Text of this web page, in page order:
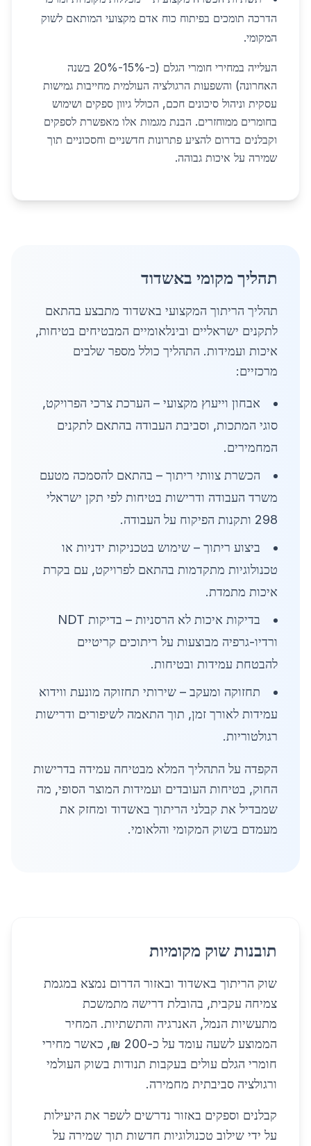
הדרכה תומכים בפיתוח כוח אדם מקצועי המותאם לשוק
המקומי.
העלייה במחירי חומרי הגלם (כ-15%-20% בשנה
האחרונה) והשפעות הרגולציה העולמית מחייבות גמישות
עסקית וניהול סיכונים חכם, הכולל גיוון ספקים ושימוש
בחומרים ממוחזרים. הבנת מגמות אלו מאפשרת לספקים
וקבלנים בדרום להציע פתרונות חדשניים וחסכוניים תוך
שמירה על איכות גבוהה.
תהליך מקומי באשדוד
תהליך הריתוך המקצועי באשדוד מתבצע בהתאם
לתקנים ישראליים ובינלאומיים המבטיחים בטיחות,
איכות ועמידות. התהליך כולל מספר שלבים
מרכזיים:
אבחון וייעוץ מקצועי – הערכת צרכי הפרויקט,
סוגי המתכות, וסביבת העבודה בהתאם לתקנים
המחמירים.
הכשרת צוותי ריתוך – בהתאם להסמכה מטעם
משרד העבודה ודרישות בטיחות לפי תקן ישראלי
298 ותקנות הפיקוח על העבודה.
ביצוע ריתוך – שימוש בטכניקות ידניות או
טכנולוגיות מתקדמות בהתאם לפרויקט, עם בקרת
איכות מתמדת.
בדיקות איכות לא הרסניות – בדיקות NDT
ורדיו-גרפיה מבוצעות על ריתוכים קריטיים
להבטחת עמידות ובטיחות.
תחזוקה ומעקב – שירותי תחזוקה מונעת ווידוא
עמידות לאורך זמן, תוך התאמה לשיפורים ודרישות
רגולטוריות.
הקפדה על התהליך המלא מבטיחה עמידה בדרישות
החוק, בטיחות העובדים ועמידות המוצר הסופי, מה
שמבדיל את קבלני הריתוך באשדוד ומחזק את
מעמדם בשוק המקומי והלאומי.
תובנות שוק מקומיות
שוק הריתוך באשדוד ובאזור הדרום נמצא במגמת
צמיחה עקבית, בהובלת דרישה מתמשכת
מתעשיות הנמל, האנרגיה והתשתיות. המחיר
הממוצע לשעה עומד על כ-200 ₪, כאשר מחירי
חומרי הגלם עולים בעקבות תנודות בשוק העולמי
ורגולציה סביבתית מחמירה.
קבלנים וספקים באזור נדרשים לשפר את היעילות
על ידי שילוב טכנולוגיות חדשות תוך שמירה על